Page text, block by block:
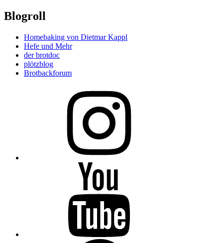
Blogroll
Homebaking von Dietmar Kappl
Hefe und Mehr
der brotdoc
plötzblog
Brotbackforum